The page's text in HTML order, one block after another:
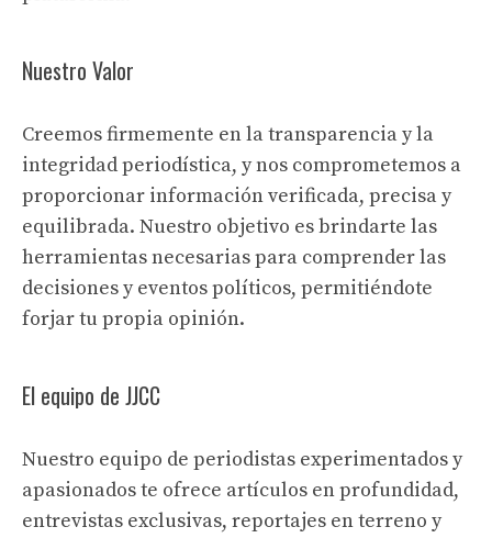
Nuestro Valor
Creemos firmemente en la transparencia y la
integridad periodística, y nos comprometemos a
proporcionar información verificada, precisa y
equilibrada. Nuestro objetivo es brindarte las
herramientas necesarias para comprender las
decisiones y eventos políticos, permitiéndote
forjar tu propia opinión.
El equipo de JJCC
Nuestro equipo de periodistas experimentados y
apasionados te ofrece artículos en profundidad,
entrevistas exclusivas, reportajes en terreno y